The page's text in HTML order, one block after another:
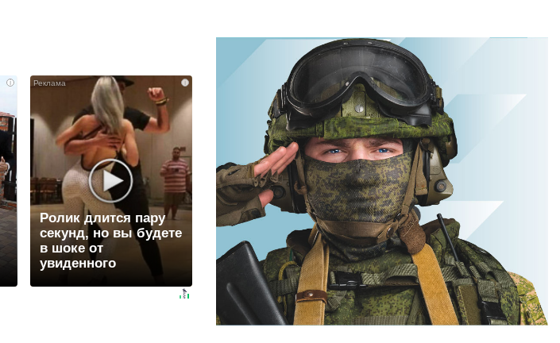
i i
Ролик длится пару
секунд, но вы будете
в шоке от
увиденного